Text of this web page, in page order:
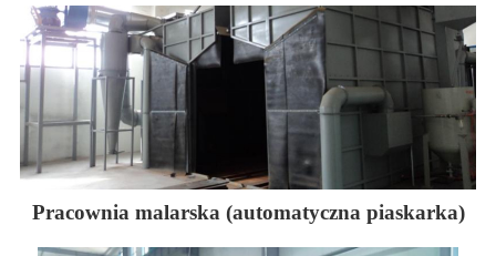
Pracownia malarska (automatyczna piaskarka)